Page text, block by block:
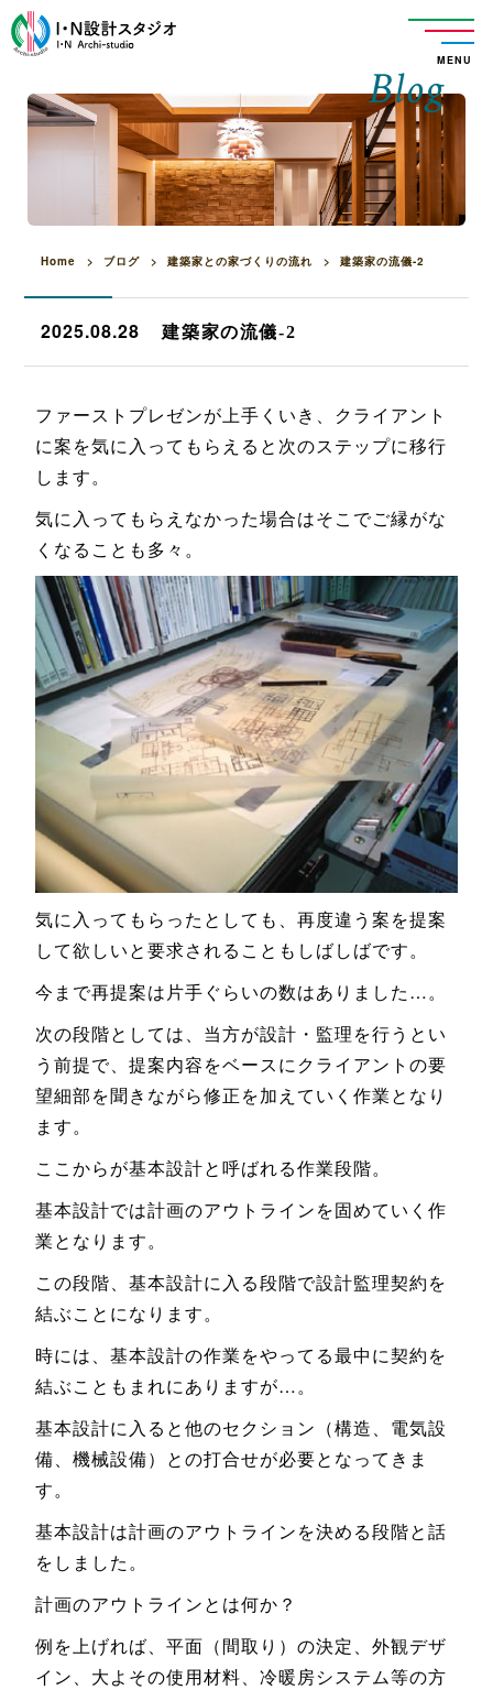
MENU
Blog
Home > ブログ > 建築家との家づくりの流れ > 建築家の流儀-2
2025.08.28 建築家の流儀-2
ファーストプレゼンが上手くいき、クライアント
に案を気に入ってもらえると次のステップに移行
します。
気に入ってもらえなかった場合はそこでご縁がな
くなることも多々。
気に入ってもらったとしても、再度違う案を提案
して欲しいと要求されることもしばしばです。
今まで再提案は片手ぐらいの数はありました…。
次の段階としては、当方が設計・監理を行うとい
う前提で、提案内容をベースにクライアントの要
望細部を聞きながら修正を加えていく作業となり
ます。
ここからが基本設計と呼ばれる作業段階。
基本設計では計画のアウトラインを固めていく作
業となります。
この段階、基本設計に入る段階で設計監理契約を
結ぶことになります。
時には、基本設計の作業をやってる最中に契約を
結ぶこともまれにありますが…。
基本設計に入ると他のセクション（構造、電気設
備、機械設備）との打合せが必要となってきま
す。
基本設計は計画のアウトラインを決める段階と話
をしました。
計画のアウトラインとは何か？
例を上げれば、平面（間取り）の決定、外観デザ
イン、大よその使用材料、冷暖房システム等の方